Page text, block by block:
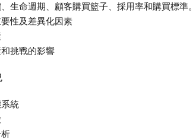
生命週期、顧客購買籃子、採用率和購買標準。
性及差異化因素
挑戰的影響
統